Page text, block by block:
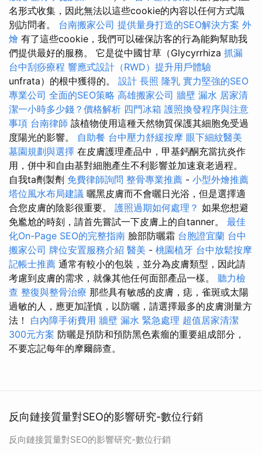
名形式收集，因此無法以這些cookie的內容以任何方式識
別訪問者。 台南搬家公司 提供量身打造的SEO解決方案 外
燴 有了這些cookie，我們可以確保訪客的行為能夠幫助我
們提供最好的服務。 它是從中國甘草（Glycyrrhiza 抓漏
台中刮痧療程 響應式設計（RWD）提升用戶體驗
unfrata）的根中獲得的。 設計 長照 隆乳 實力堅強的SEO
專業公司 全面的SEO策略 高雄搬家公司 牆壁 漏水 居家清
潔一小時多少錢？價格解析 四門冰箱 護照換發程序與注意
事項 台南律師 該植物使用這種天然物質保護其細胞免受過
度陽光的影響。 自助餐 台中壓力舒緩按摩 眼下細紋醫美
墓園規劃與選擇 在皮膚護理產品中，甲基鈣酮充當抗炎作
用，併中和自由基對細胞產生不利影響並加速衰老過程。
自我ta劑製劑 免費律師詢問 整骨專業推薦 - 小型外燴推薦
塔位風水布局建議 曬黑皮膚而不會曬日光浴，但是選擇適
合您皮膚的陰影很重要。 護照過期如何處理？ 如果您想避
免尷尬的時刻，請首先嘗試一下皮膚上的自tanner。 最佳
化On-Page SEO的完整指南 臉部防曬霜 台胞證宜蘭 台中
搬家公司 牌位安置服務介紹 醫美 - 桃園植牙 台中放鬆按摩
記帳士推薦 通常有較小的包裝，並分為皮膚類型，因此請
考慮到皮膚的需求，就像其他任何面部產品一樣。 聽力檢
查 整復與整骨治療 那些具有敏感的皮膚，痣，雀斑或太陽
過敏的人，應更加謹慎，以防曬，請選擇最多的皮膚測量方
法！ 白內障手術費用 牆壁 漏水 緊急處理 超值居家清潔
300元方案 防曬是預防和預防黑色素瘤的重要組成部分，
不要忘記每年的摩爾篩查。
反向鏈接質量對SEO的影響研究-數位行銷
反向鏈接質量對SEO的影響研究-數位行銷